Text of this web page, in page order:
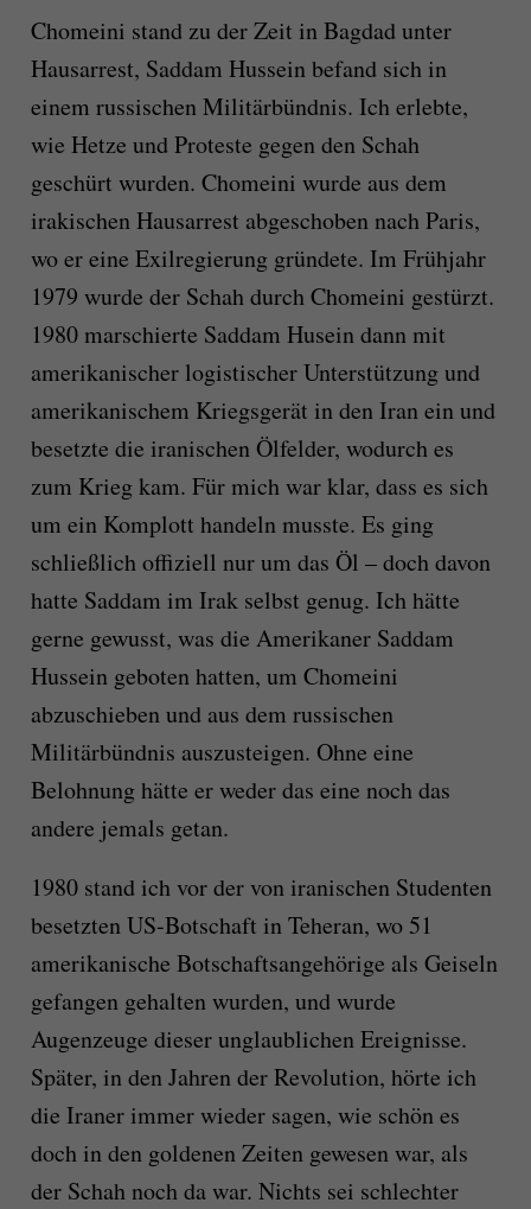
Chomeini stand zu der Zeit in Bagdad unter
Hausarrest, Saddam Hussein befand sich in
einem russischen Militärbündnis. Ich erlebte,
wie Hetze und Proteste gegen den Schah
geschürt wurden. Chomeini wurde aus dem
irakischen Hausarrest abgeschoben nach Paris,
wo er eine Exilregierung gründete. Im Frühjahr
1979 wurde der Schah durch Chomeini gestürzt.
1980 marschierte Saddam Husein dann mit
amerikanischer logistischer Unterstützung und
amerikanischem Kriegsgerät in den Iran ein und
besetzte die iranischen Ölfelder, wodurch es
zum Krieg kam. Für mich war klar, dass es sich
um ein Komplott handeln musste. Es ging
schließlich offiziell nur um das Öl – doch davon
hatte Saddam im Irak selbst genug. Ich hätte
gerne gewusst, was die Amerikaner Saddam
Hussein geboten hatten, um Chomeini
abzuschieben und aus dem russischen
Militärbündnis auszusteigen. Ohne eine
Belohnung hätte er weder das eine noch das
andere jemals getan.
1980 stand ich vor der von iranischen Studenten
besetzten US-Botschaft in Teheran, wo 51
amerikanische Botschaftsangehörige als Geiseln
gefangen gehalten wurden, und wurde
Augenzeuge dieser unglaublichen Ereignisse.
Später, in den Jahren der Revolution, hörte ich
die Iraner immer wieder sagen, wie schön es
doch in den goldenen Zeiten gewesen war, als
der Schah noch da war. Nichts sei schlechter